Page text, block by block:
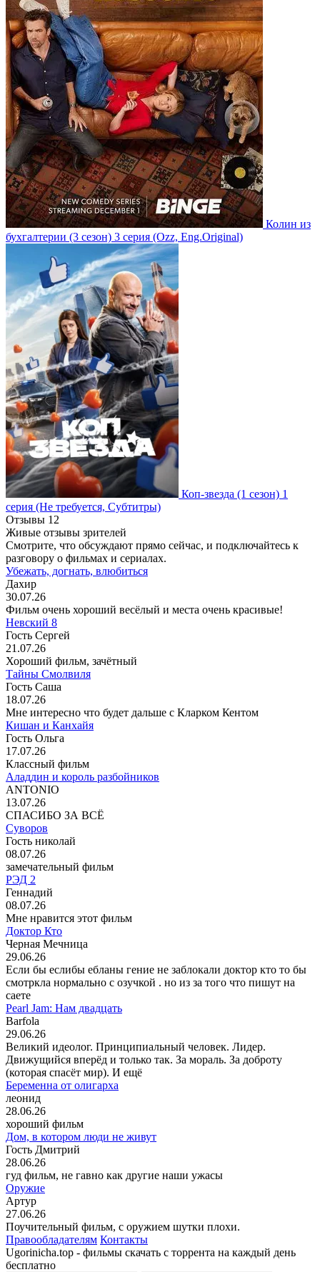
Колин из
бухгалтерии (3 сезон) 3 серия (Ozz, Eng.Original)
Коп-звезда (1 сезон) 1
серия (Не требуется, Субтитры)
Отзывы 12
Живые отзывы зрителей
Смотрите, что обсуждают прямо сейчас, и подключайтесь к
разговору о фильмах и сериалах.
Убежать, догнать, влюбиться
Дахир
30.07.26
Фильм очень хороший весёлый и места очень красивые!
Невский 8
Гость Сергей
21.07.26
Хороший фильм, зачётный
Тайны Смолвиля
Гость Саша
18.07.26
Мне интересно что будет дальше с Кларком Кентом
Кишан и Канхайя
Гость Ольга
17.07.26
Классный фильм
Аладдин и король разбойников
ANTONIO
13.07.26
СПАСИБО ЗА ВСЁ
Суворов
Гость николай
08.07.26
замечательный фильм
РЭД 2
Геннадий
08.07.26
Мне нравится этот фильм
Доктор Кто
Черная Мечница
29.06.26
Если бы еслибы ебланы гение не заблокали доктор кто то бы
смотркла нормально с озучкой . но из за того что пишут на
саете
Pearl Jam: Нам двадцать
Barfola
29.06.26
Великий идеолог. Принципиальный человек. Лидер.
Движущийся вперёд и только так. За мораль. За доброту
(которая спасёт мир). И ещё
Беременна от олигарха
леонид
28.06.26
хороший фильм
Дом, в котором люди не живут
Гость Дмитрий
28.06.26
гуд фильм, не гавно как другие наши ужасы
Оружие
Артур
27.06.26
Поучительный фильм, с оружием шутки плохи.
Правообладателям Контакты
Ugorinicha.top - фильмы скачать с торрента на каждый день
бесплатно